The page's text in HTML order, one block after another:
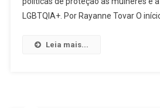
LGBTQIA+. Por Rayanne Tovar O
Leia mais...